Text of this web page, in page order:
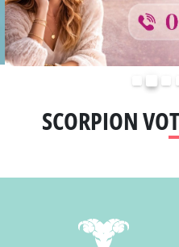
SCORPION